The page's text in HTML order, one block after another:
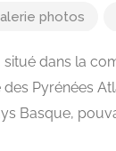
photos
dans la
Pyrénées
Basque,